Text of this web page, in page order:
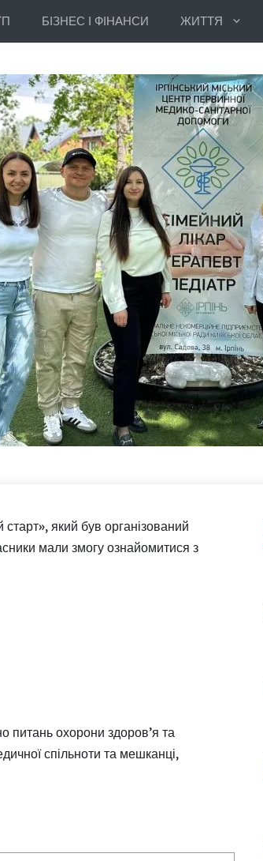
БІЗНЕС І ФІНАНСИ ЖИТТЯ
який був організований
мали змогу ознайомитися з
питань охорони здоров’я та
спільноти та мешканці,